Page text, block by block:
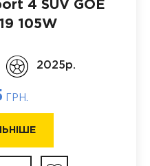
4 SUV GOE
105W
2025p.
ГРН.